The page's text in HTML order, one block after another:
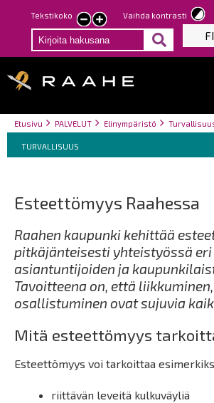
Hyppää
pääsisältöön
Tekstikoko
Pienennä
tekstin
kokoa
Suurenna
tekstin
kokoa
Vaihda kontrasti
FI
Breadcrumbs
You
here:
Etusivu PALVELUT Elinympäristö
Breadcrumbs
You
are
TURVALLISUUS
Esteettömyys Raahessa
Raahen kaupunki kehittää
pitkäjänteisesti yhteistyössä
asiantuntijoiden ja
Tavoitteena on, että
osallistuminen ovat sujuvia
Mitä esteettömyys
Esteettömyys voi tarkoittaa
riittävän leveitä kulkuväyliä